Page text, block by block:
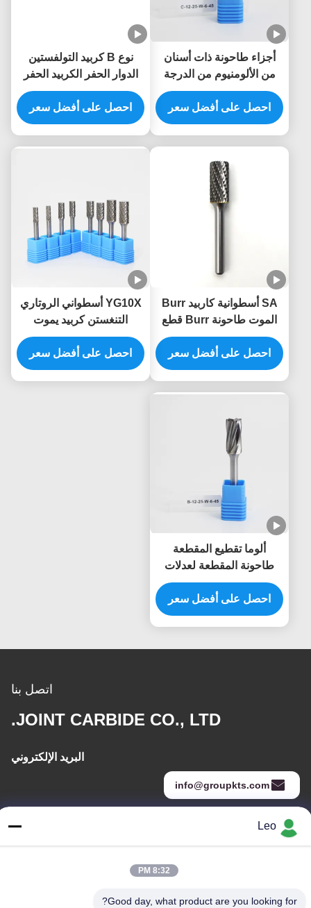
أجزاء طاحونة ذات أسنان
من الألومنيوم من الدرجة
YG8 مع قاعدة 6MM لقطع
المعادن وطحنها
احصل على أفضل سعر
نوع B كربيد التولفستين
الدوار الحفر الكربيد الحفر
-القطع النهائي الأسطواني
احصل على أفضل سعر
SA أسطوانية كاربيد Burr
الموت طاحونة Burr قطع
على 1/4 "شنجات صلابة
تأثير
احصل على أفضل سعر
YG10X أسطواني الروتاري
التنغستن كربيد يموت
طاحونة بت لقطع الخشب
نحت ISO9001
احصل على أفضل سعر
ألوما تقطيع المقطعة
طاحونة المقطعة لعدلات
الفولاذ المقاوم للصدأ إزالة
المعادن كاربيد بورس
احصل على أفضل سعر
اتصل بنا
JOINT CARBIDE CO., LTD.
البريد الإلكتروني
info@groupkts.com
، تشنغدو ، سيتشوان ، الصين
Leo
8:32 PM
Good day, what product are you looking for?